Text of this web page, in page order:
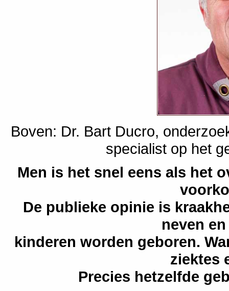
Boven: Dr. Bart Ducro,
specialist op het
Men is het snel eens als het
De publieke opinie is
neven
kinderen worden geboren.
ziektes
Precies hetzelfde